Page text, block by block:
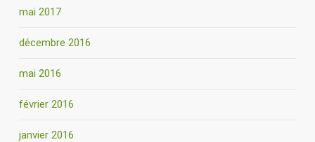
mai 2017
décembre 2016
mai 2016
février 2016
janvier 2016